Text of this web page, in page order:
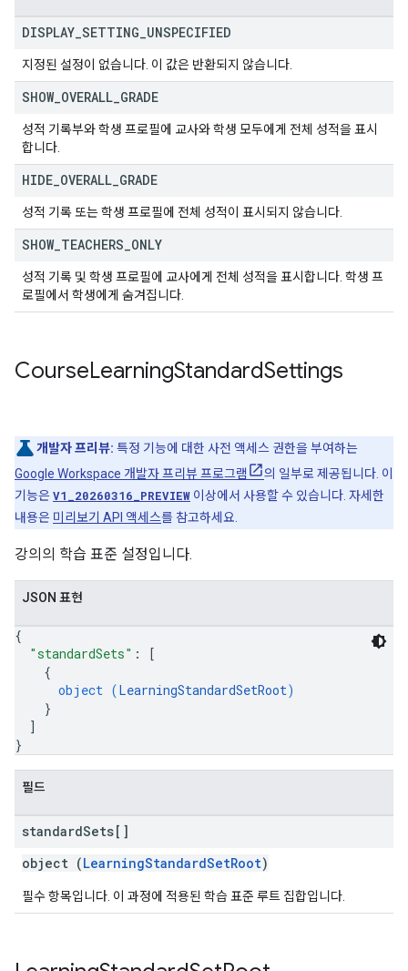
DISPLAY SETTING UNSPECIFIED
지정된 설정이 없습니다. 이 값은 반환되지 않습니다.
SHOW_ OVERALL GRADE
성적 기록부와 학생 프로필에 교사와 학생 모두에게 전체 성적을 표시
합니다.
HIDE OVERALL GRADE
성적 기록 또는 학생 프로필에 전체 성적이 표시되지 않습니다.
SHOW_ TEACHERS ONLY
성적 기록 및 학생 프로필에 교사에게 전체 성적을 표시합니다. 학생 프
로필에서 학생에게 숨겨집니다.
CourseLearningStandardSettings
개발자 프리뷰: 특정 기능에 대한 사전 액세스 권한을 부여하는
Google Workspace 개발자 프리뷰 프로그램
의 일부로 제공됩니다. 이
기능은V1_20260316_PREVIEW 이상에서 사용할 수 있습니다. 자세한
내용은 미리보기 API 액세스를 참고하세요.
강의의 학습 표준 설정입니다.
JSON 표현
{
"standardSets" :
[
{
object (LearningStandardSetRoot)
}
]
}
필드
standardSets[]
object (LearningStandardSetRoot)
필수 항목입니다. 이 과정에 적용된 학습 표준 루트 집합입니다.